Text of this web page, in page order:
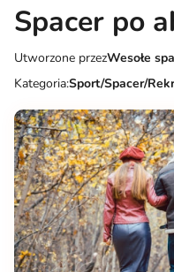
Spacer po
Utworzone przezWesołe
Kategoria:Sport/Spacer/